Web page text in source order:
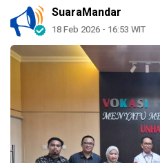
SuaraMandar
18 Feb 2026 - 16:53 WIT